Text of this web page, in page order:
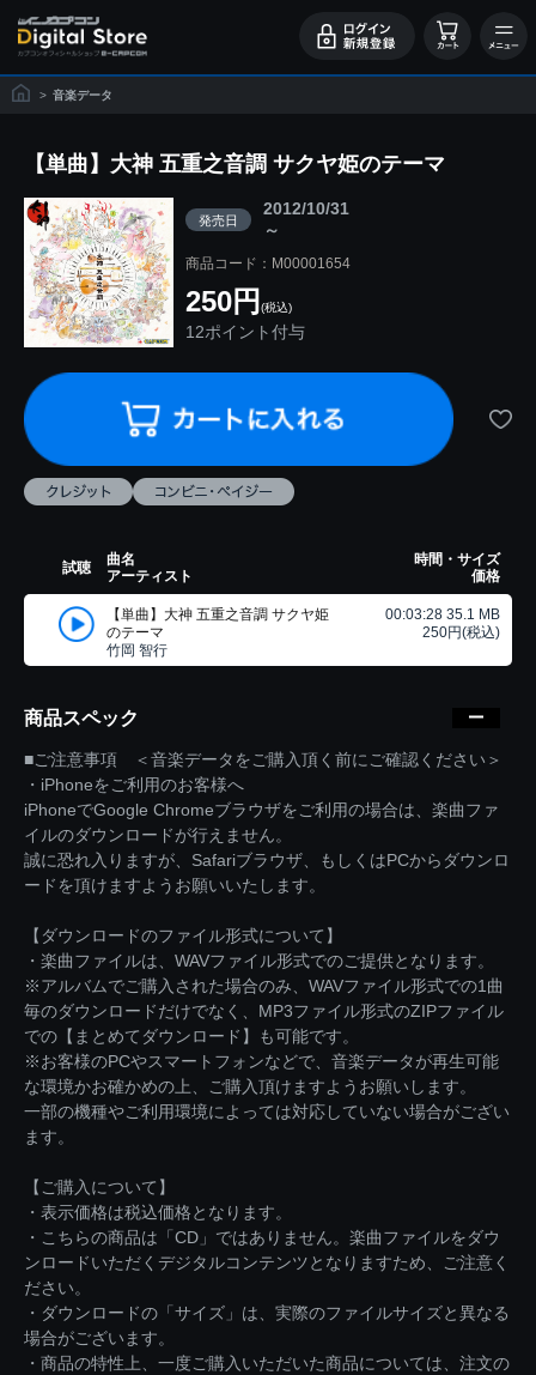
> 音楽データ
【単曲】大神 五重之音調 サクヤ姫のテーマ
発売日
2012/10/31
～
商品コード：M00001654
250円 (税込)
12ポイント付与
試聴
曲名
アーティスト
時間・サイズ
価格
【単曲】大神 五重之音調 サクヤ姫
のテーマ
竹岡 智行
00:03:28 35.1 MB
250円(税込)
商品スペック
■ご注意事項 ＜音楽データをご購入頂く前にご確認ください＞
・iPhoneをご利用のお客様へ
iPhoneでGoogle Chromeブラウザをご利用の場合は、楽曲ファ
イルのダウンロードが行えません。
誠に恐れ入りますが、Safariブラウザ、もしくはPCからダウンロ
ードを頂けますようお願いいたします。
【ダウンロードのファイル形式について】
・楽曲ファイルは、WAVファイル形式でのご提供となります。
※アルバムでご購入された場合のみ、WAVファイル形式での1曲
毎のダウンロードだけでなく、MP3ファイル形式のZIPファイル
での【まとめてダウンロード】も可能です。
※お客様のPCやスマートフォンなどで、音楽データが再生可能
な環境かお確かめの上、ご購入頂けますようお願いします。
一部の機種やご利用環境によっては対応していない場合がござい
ます。
【ご購入について】
・表示価格は税込価格となります。
・こちらの商品は「CD」ではありません。楽曲ファイルをダウ
ンロードいただくデジタルコンテンツとなりますため、ご注意く
ださい。
・ダウンロードの「サイズ」は、実際のファイルサイズと異なる
場合がございます。
・商品の特性上、一度ご購入いただいた商品については、注文の